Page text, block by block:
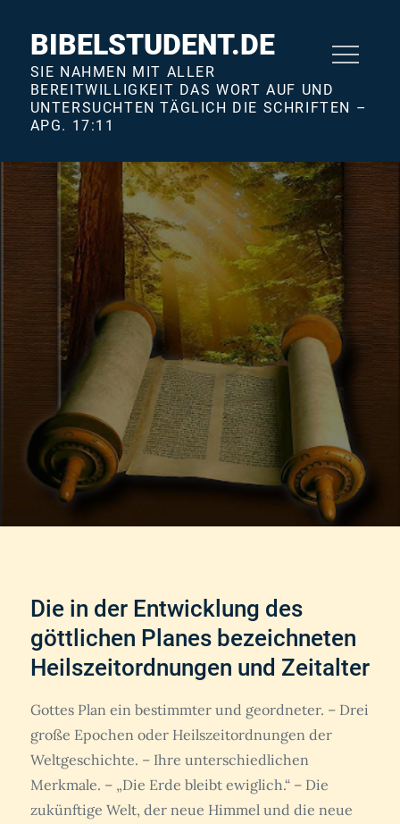
contentBIBELSTUDENT.DE
SIE NAHMEN MIT ALLER
BEREITWILLIGKEIT DAS WORT AUF UND
UNTERSUCHTEN TÄGLICH DIE SCHRIFTEN –
APG. 17:11
Die in der Entwicklung des
göttlichen Planes bezeichneten
Heilszeitordnungen und Zeitalter
Gottes Plan ein bestimmter und geordneter. – Drei
große Epochen oder Heilszeitordnungen der
Weltgeschichte. – Ihre unterschiedlichen
Merkmale. – „Die Erde bleibt ewiglich.“ – Die
zukünftige Welt, der neue Himmel und die neue